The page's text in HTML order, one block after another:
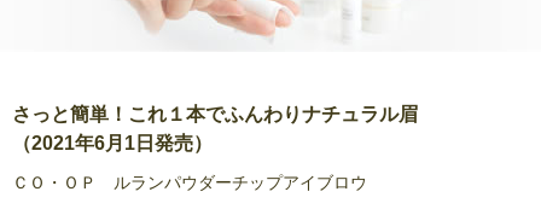
さっと簡単！これ１本でふんわりナチュラル眉
（2021年6月1日発売）
ＣＯ・ＯＰ ルランパウダーチップアイブロウ